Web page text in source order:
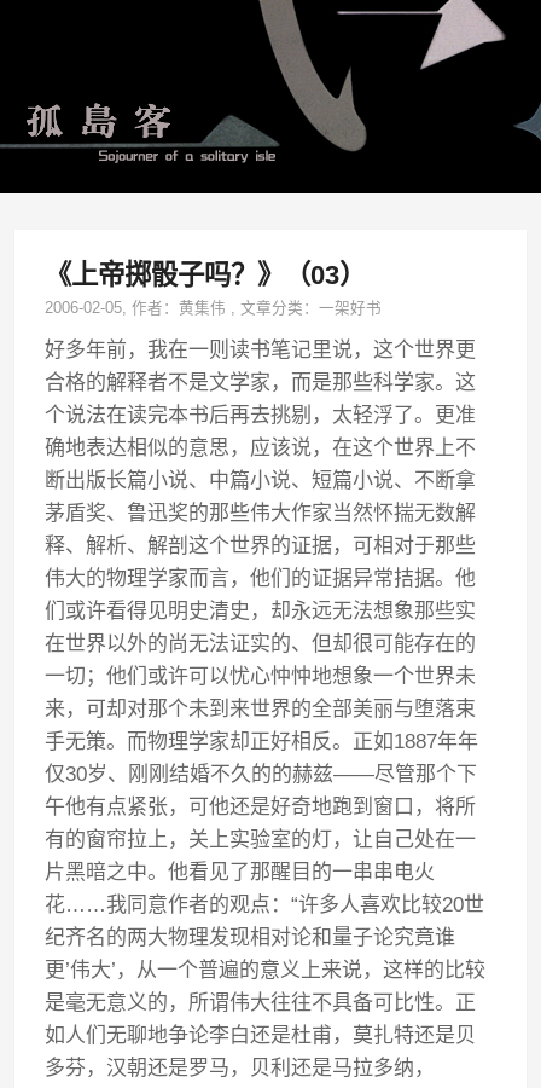
《上帝掷骰子吗？》（03）
2006-02-05, 作者：黄集伟 ,文章分类：一架好书
好多年前，我在一则读书笔记里说，这个世界更
合格的解释者不是文学家，而是那些科学家。这
个说法在读完本书后再去挑剔，太轻浮了。更准
确地表达相似的意思，应该说，在这个世界上不
断出版长篇小说、中篇小说、短篇小说、不断拿
茅盾奖、鲁迅奖的那些伟大作家当然怀揣无数解
释、解析、解剖这个世界的证据，可相对于那些
伟大的物理学家而言，他们的证据异常拮据。他
们或许看得见明史清史，却永远无法想象那些实
在世界以外的尚无法证实的、但却很可能存在的
一切；他们或许可以忧心忡忡地想象一个世界未
来，可却对那个未到来世界的全部美丽与堕落束
手无策。而物理学家却正好相反。正如1887年年
仅30岁、刚刚结婚不久的的赫兹——尽管那个下
午他有点紧张，可他还是好奇地跑到窗口，将所
有的窗帘拉上，关上实验室的灯，让自己处在一
片黑暗之中。他看见了那醒目的一串串电火
花……我同意作者的观点：“许多人喜欢比较20世
纪齐名的两大物理发现相对论和量子论究竟谁
更’伟大’，从一个普遍的意义上来说，这样的比较
是毫无意义的，所谓伟大往往不具备可比性。正
如人们无聊地争论李白还是杜甫，莫扎特还是贝
多芬，汉朝还是罗马，贝利还是马拉多纳，